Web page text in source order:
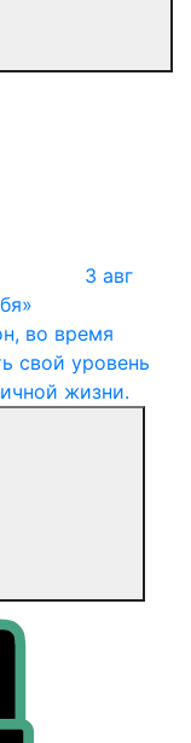
3 авг
во время
свой уровень
жизни.